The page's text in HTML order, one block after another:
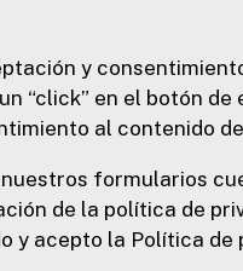
y
“click” en el botón
al contenido
nuestros formularios
de la política de
y acepto la Política de